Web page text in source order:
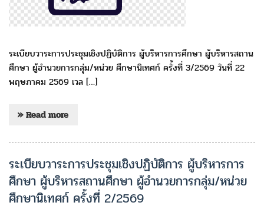
ระเบียบวาระการประชุมเชิงปฏิบัติการ ผู้บริหารการศึกษา ผู้บริหารสถาน
ศึกษา ผู้อำนวยการกลุ่ม/หน่วย ศึกษานิเทศก์ ครั้งที่ 3/2569 วันที่ 22
พฤษภาคม 2569 เวล […]
» Read more
ระเบียบวาระการประชุมเชิงปฏิบัติการ ผู้บริหารการ
ศึกษา ผู้บริหารสถานศึกษา ผู้อำนวยการกลุ่ม/หน่วย
ศึกษานิเทศก์ ครั้งที่ 2/2569